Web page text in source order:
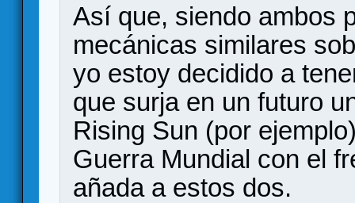
Así que, siendo ambos
mecánicas similares
yo estoy decidido a
que surja en un futuro
Rising Sun (por
Guerra Mundial con el
añada a estos dos.